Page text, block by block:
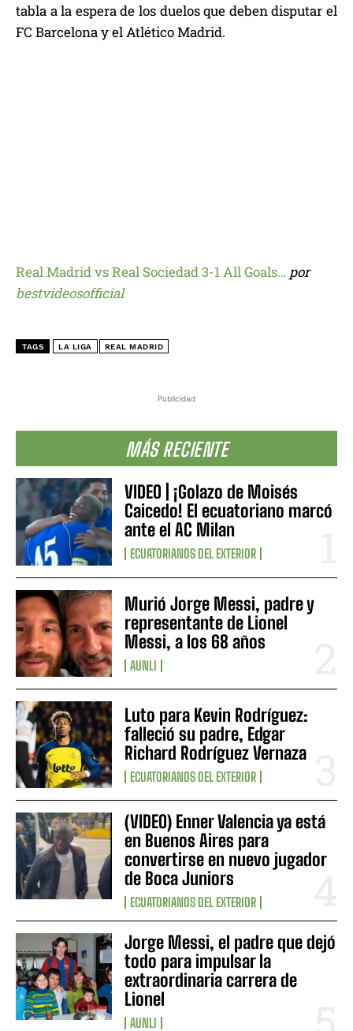
Publicidad
MÁS RECIENTE
VIDEO | ¡Golazo de Moisés
Caicedo! El ecuatoriano marcó
ante el AC Milan
ECUATORIANOS DEL EXTERIOR
Murió Jorge Messi, padre y
representante de Lionel
Messi, a los 68 años
AUNLI
Luto para Kevin Rodríguez:
falleció su padre, Edgar
Richard Rodríguez Vernaza
ECUATORIANOS DEL EXTERIOR
(VIDEO) Enner Valencia ya está
en Buenos Aires para
convertirse en nuevo jugador
de Boca Juniors
ECUATORIANOS DEL EXTERIOR
Jorge Messi, el padre que dejó
todo para impulsar la
extraordinaria carrera de
Lionel
AUNLI
tabla a la espera de los duelos que deben disputar el
FC Barcelona y el Atlético Madrid.
Real Madrid vs Real Sociedad 3-1 All Goals… por
bestvideosofficial
TAGS LA LIGA REAL MADRID